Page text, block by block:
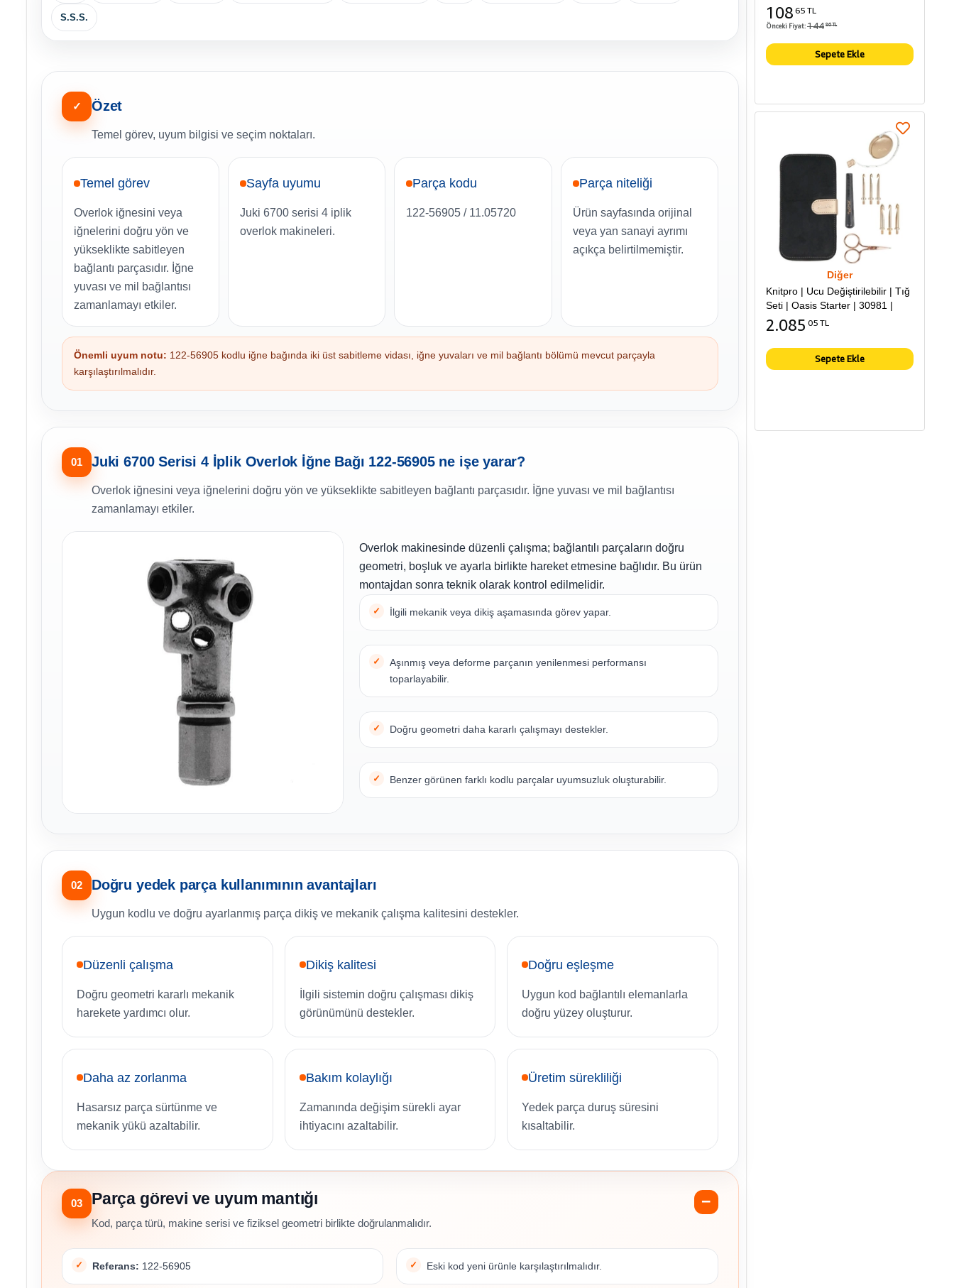
S.S.S.
✓ Özet
Temel görev, uyum bilgisi ve seçim noktaları.
Temel görev
Overlok iğnesini veya
iğnelerini doğru yön ve
yükseklikte sabitleyen
bağlantı parçasıdır. İğne
yuvası ve mil bağlantısı
zamanlamayı etkiler.
Sayfa uyumu
Juki 6700 serisi 4 iplik
overlok makineleri.
Parça kodu
122-56905 / 11.05720
Parça niteliği
Ürün sayfasında orijinal
veya yan sanayi ayrımı
açıkça belirtilmemiştir.
Önemli uyum notu: 122-56905 kodlu iğne bağında iki üst sabitleme vidası, iğne yuvaları ve mil bağlantı bölümü mevcut parçayla
karşılaştırılmalıdır.
01 Juki 6700 Serisi 4 İplik Overlok İğne Bağı 122-56905 ne işe yarar?
Overlok iğnesini veya iğnelerini doğru yön ve yükseklikte sabitleyen bağlantı parçasıdır. İğne yuvası ve mil bağlantısı
zamanlamayı etkiler.
Overlok makinesinde düzenli çalışma; bağlantılı parçaların doğru
geometri, boşluk ve ayarla birlikte hareket etmesine bağlıdır. Bu ürün
montajdan sonra teknik olarak kontrol edilmelidir.
İlgili mekanik veya dikiş aşamasında görev yapar.
Aşınmış veya deforme parçanın yenilenmesi performansı
toparlayabilir.
Doğru geometri daha kararlı çalışmayı destekler.
Benzer görünen farklı kodlu parçalar uyumsuzluk oluşturabilir.
02 Doğru yedek parça kullanımının avantajları
Uygun kodlu ve doğru ayarlanmış parça dikiş ve mekanik çalışma kalitesini destekler.
Düzenli çalışma
Doğru geometri kararlı mekanik
harekete yardımcı olur.
Dikiş kalitesi
İlgili sistemin doğru çalışması dikiş
görünümünü destekler.
Doğru eşleşme
Uygun kod bağlantılı elemanlarla
doğru yüzey oluşturur.
Daha az zorlanma
Hasarsız parça sürtünme ve
mekanik yükü azaltabilir.
Bakım kolaylığı
Zamanında değişim sürekli ayar
ihtiyacını azaltabilir.
Üretim sürekliliği
Yedek parça duruş süresini
kısaltabilir.
03 Parça görevi ve uyum mantığı
Kod, parça türü, makine serisi ve fiziksel geometri birlikte doğrulanmalıdır.
Referans: 122-56905 Eski kod yeni ürünle karşılaştırılmalıdır.
108 65 TL
Önceki Fiyat:144 86 TL
Sepete Ekle
Diğer
Knitpro | Ucu Değiştirilebilir | Tığ
Seti | Oasis Starter | 30981 |
2.085 05 TL
Sepete Ekle